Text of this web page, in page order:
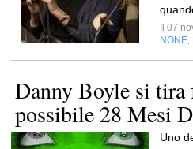
Il 07
NONE
Danny Boyle si
possibile 28 Mesi
Uno